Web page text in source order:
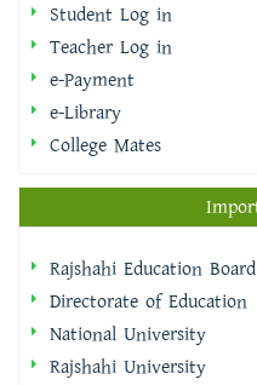
Student Log in
Teacher Log in
e-Payment
e-Library
College Mates
Rajshahi Education Board
Directorate of Education
National University
Rajshahi University